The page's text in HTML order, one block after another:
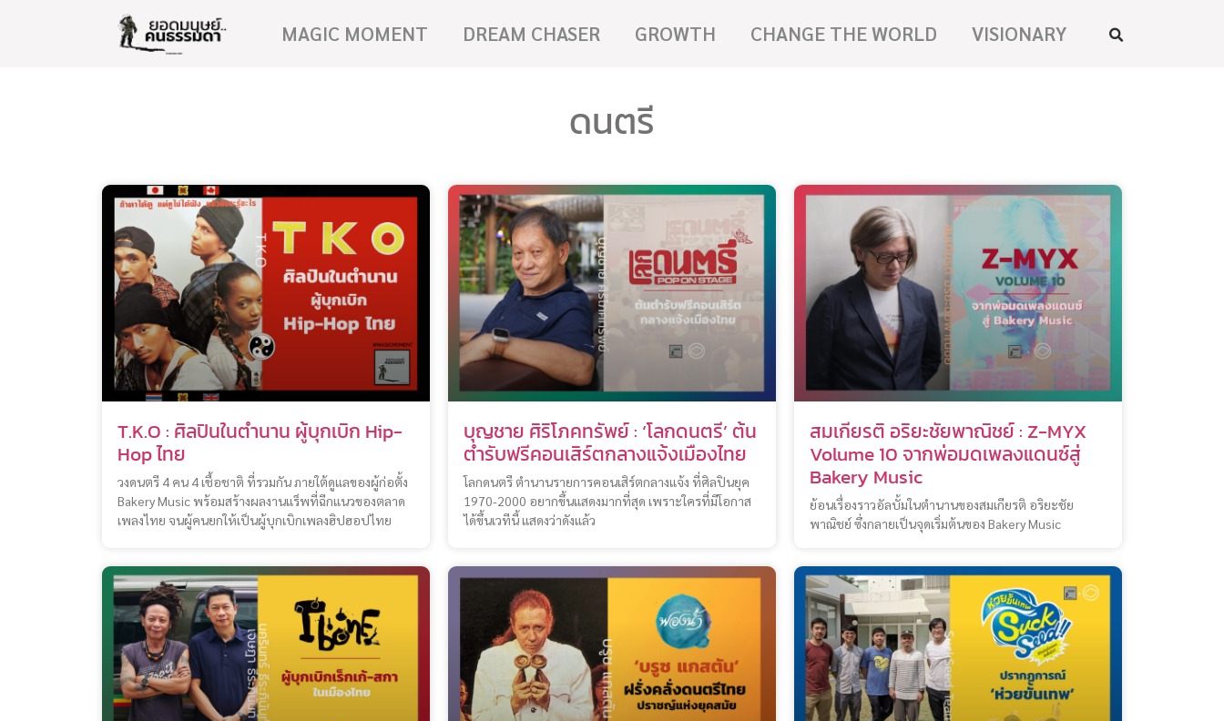
MAGIC MOMENT DREAM CHASER GROWTH CHANGE THE WORLD VISIONARY
ดนตรี
T.K.O : ศิลปินในตำนาน ผู้บุกเบิก Hip-
Hop ไทย
วงดนตรี 4 คน 4 เชื้อชาติ ที่รวมกัน ภายใต้ดูแลของผู้ก่อตั้ง
Bakery Music พร้อมสร้างผลงานแร็พที่ฉีกแนวของตลาด
เพลงไทย จนผู้คนยกให้เป็นผู้บุกเบิกเพลงฮิปฮอปไทย
บุญชาย ศิริโภคทรัพย์ : ‘โลกดนตรี’ ต้น
ตำรับฟรีคอนเสิร์ตกลางแจ้งเมืองไทย
โลกดนตรี ตำนานรายการคอนเสิร์ตกลางแจ้ง ที่ศิลปินยุค
1970-2000 อยากขึ้นแสดงมากที่สุด เพราะใครที่มีโอกาส
ได้ขึ้นเวทีนี้ แสดงว่าดังแล้ว
สมเกียรติ อริยะชัยพาณิชย์ : Z-MYX
Volume 10 จากพ่อมดเพลงแดนซ์สู่
Bakery Music
ย้อนเรื่องราวอัลบั้มในตำนานของสมเกียรติ อริยะชัย
พาณิชย์ ซึ่งกลายเป็นจุดเริ่มต้นของ Bakery Music